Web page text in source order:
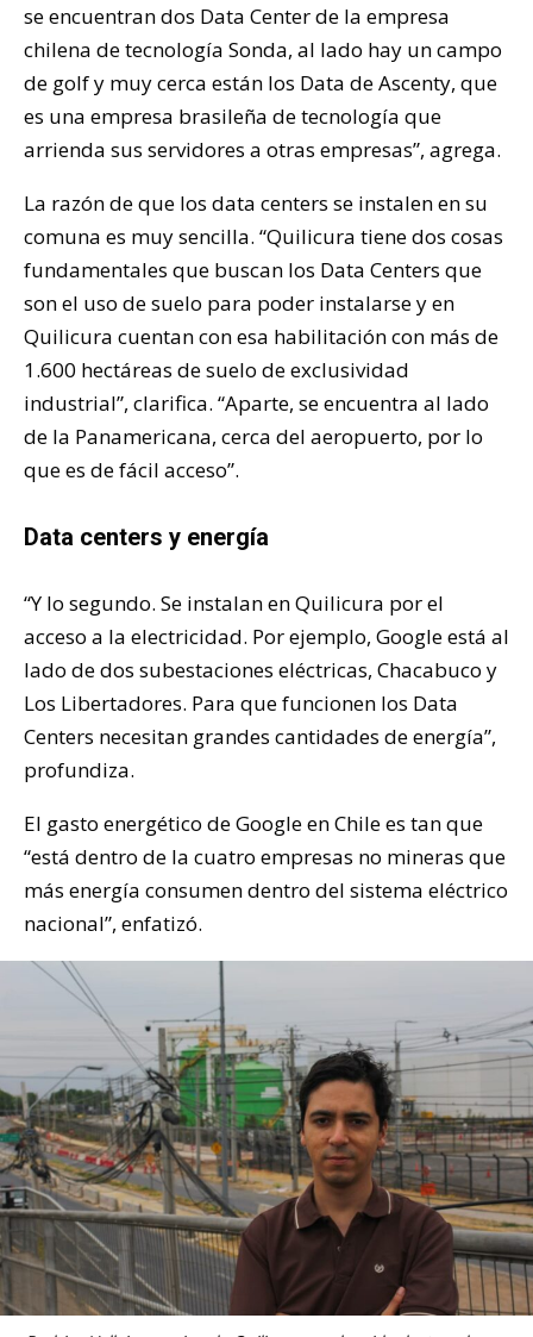
se encuentran dos Data Center de la empresa
chilena de tecnología Sonda, al lado hay un campo
de golf y muy cerca están los Data de Ascenty, que
es una empresa brasileña de tecnología que
arrienda sus servidores a otras empresas”, agrega.
La razón de que los data centers se instalen en su
comuna es muy sencilla. “Quilicura tiene dos cosas
fundamentales que buscan los Data Centers que
son el uso de suelo para poder instalarse y en
Quilicura cuentan con esa habilitación con más de
1.600 hectáreas de suelo de exclusividad
industrial”, clarifica. “Aparte, se encuentra al lado
de la Panamericana, cerca del aeropuerto, por lo
que es de fácil acceso”.
Data centers y energía
“Y lo segundo. Se instalan en Quilicura por el
acceso a la electricidad. Por ejemplo, Google está al
lado de dos subestaciones eléctricas, Chacabuco y
Los Libertadores. Para que funcionen los Data
Centers necesitan grandes cantidades de energía”,
profundiza.
El gasto energético de Google en Chile es tan que
“está dentro de la cuatro empresas no mineras que
más energía consumen dentro del sistema eléctrico
nacional”, enfatizó.